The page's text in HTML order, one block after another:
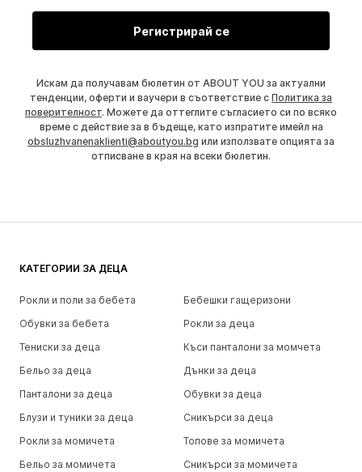
Регистрирай се
Искам да получавам бюлетин от ABOUT YOU за актуални
тенденции, оферти и ваучери в съответствие с Политика за
поверителност. Можете да оттеглите съгласието си по всяко
време с действие за в бъдеще, като изпратите имейл на
obsluzhvanenaklienti@aboutyou.bg или използвате опцията за
отписване в края на всеки бюлетин.
КАТЕГОРИИ ЗА ДЕЦА
Рокли и поли за бебета
Бебешки гащеризони
Обувки за бебета
Рокли за деца
Тениски за деца
Къси панталони за момчета
Бельо за деца
Дънки за деца
Панталони за деца
Обувки за деца
Блузи и туники за деца
Сникърси за деца
Рокли за момичета
Топове за момичета
Бельо за момичета
Сникърси за момичета